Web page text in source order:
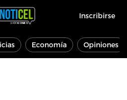
Inscribirse
Economía Opiniones